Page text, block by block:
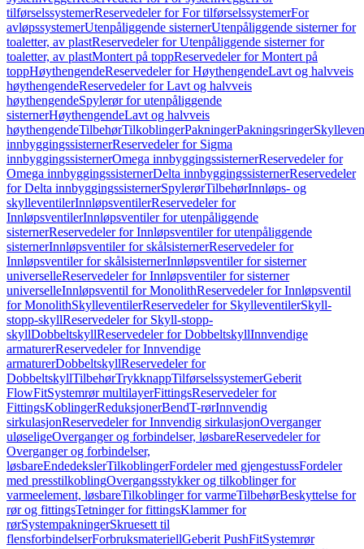
tilførselssystemerReservedeler for For tilførselssystemerFor
avløpssystemerUtenpåliggende sisternerUtenpåliggende sisterner for
toaletter, av plastReservedeler for Utenpåliggende sisterner for
toaletter, av plastMontert på toppReservedeler for Montert på
toppHøythengendeReservedeler for HøythengendeLavt og halvveis
høythengendeReservedeler for Lavt og halvveis
høythengendeSpylerør for utenpåliggende
sisternerHøythengendeLavt og halvveis
høythengendeTilbehørTilkoblingerPakningerPakningsringer
innbyggingssisternerReservedeler for Sigma
innbyggingssisternerOmega innbyggingssisternerReservedeler for
Omega innbyggingssisternerDelta innbyggingssisternerReservedeler
for Delta innbyggingssisternerSpylerørTilbehørInnløps- og
skylleventilerInnløpsventilerReservedeler for
InnløpsventilerInnløpsventiler for utenpåliggende
sisternerReservedeler for Innløpsventiler for utenpåliggende
sisternerInnløpsventiler for skålsisternerReservedeler for
Innløpsventiler for skålsisternerInnløpsventiler for sisterner
universelleReservedeler for Innløpsventiler for sisterner
universelleInnløpsventil for MonolithReservedeler for Innløpsventil
for MonolithSkylleventilerReservedeler for SkylleventilerSkyll-
stopp-skyllReservedeler for Skyll-stopp-
skyllDobbeltskyllReservedeler for DobbeltskyllInnvendige
armaturerReservedeler for Innvendige
armaturerDobbeltskyllReservedeler for
DobbeltskyllTilbehørTrykknappTilførselssystemerGeberit
FlowFitSystemrør multilayerFittingsReservedeler for
FittingsKoblingerReduksjonerBendT-rørInnvendig
sirkulasjonReservedeler for Innvendig sirkulasjonOverganger
uløseligeOverganger og forbindelser, løsbareReservedeler for
Overganger og forbindelser,
løsbareEndedekslerTilkoblingerFordeler med gjengestussFordeler
med presstilkoblingOvergangsstykker og tilkoblinger for
varmeelement, løsbareTilkoblinger for varmeTilbehørBeskyttelse for
rør og fittingsTetninger for fittingsKlammer for
rørSystempakningerSkruesett til
flensforbindelserForbruksmateriellGeberit PushFitSystemrør